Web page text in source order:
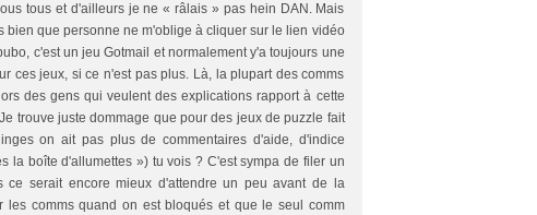
tous et d'ailleurs je ne « râlais » pas hein DAN. Mais
bien que personne ne m'oblige à cliquer sur le lien vidéo
c'est un jeu Gotmail et normalement y'a toujours une
ces jeux, si ce n'est pas plus. Là, la plupart des comms
des gens qui veulent des explications rapport à cette
trouve juste dommage que pour des jeux de puzzle fait
on ait pas plus de commentaires d'aide, d'indice
la boîte d'allumettes ») tu vois ? C'est sympa de filer un
ce serait encore mieux d'attendre un peu avant de la
les comms quand on est bloqués et que le seul comm